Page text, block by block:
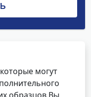
могут